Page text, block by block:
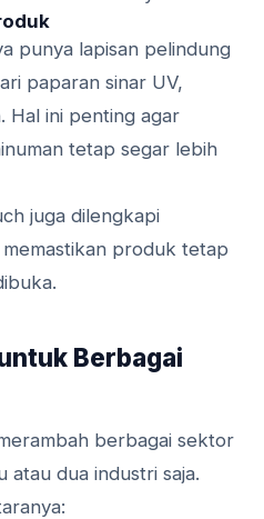
punya lapisan pelindung
paparan sinar UV,
Hal ini penting agar
tetap segar lebih
juga dilengkapi
produk tetap
Berbagai
berbagai sektor
atau dua industri saja.